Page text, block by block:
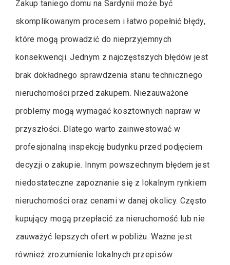
Zakup taniego domu na Sardynii może być
skomplikowanym procesem i łatwo popełnić błędy,
które mogą prowadzić do nieprzyjemnych
konsekwencji. Jednym z najczęstszych błędów jest
brak dokładnego sprawdzenia stanu technicznego
nieruchomości przed zakupem. Niezauważone
problemy mogą wymagać kosztownych napraw w
przyszłości. Dlatego warto zainwestować w
profesjonalną inspekcję budynku przed podjęciem
decyzji o zakupie. Innym powszechnym błędem jest
niedostateczne zapoznanie się z lokalnym rynkiem
nieruchomości oraz cenami w danej okolicy. Często
kupujący mogą przepłacić za nieruchomość lub nie
zauważyć lepszych ofert w pobliżu. Ważne jest
również zrozumienie lokalnych przepisów